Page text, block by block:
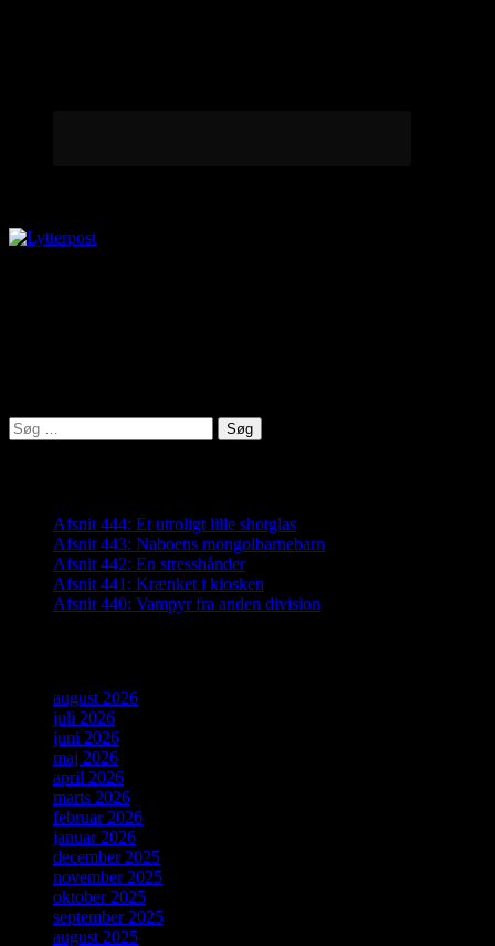
Søg
efter:
Afsnit 444: Et utroligt lille shotglas
Afsnit 443: Naboens mongolbarnebarn
Afsnit 442: En stresshånder
Afsnit 441: Krænket i kiosken
Afsnit 440: Vampyr fra anden division
august 2026
juli 2026
juni 2026
maj 2026
april 2026
marts 2026
februar 2026
januar 2026
december 2025
november 2025
oktober 2025
september 2025
august 2025